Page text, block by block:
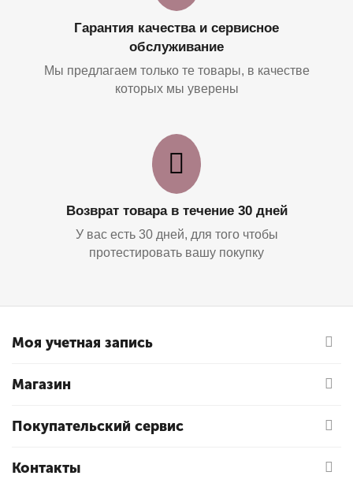
Гарантия качества и сервисное
обслуживание
Мы предлагаем только те товары, в качестве
которых мы уверены
Возврат товара в течение 30 дней
У вас есть 30 дней, для того чтобы
протестировать вашу покупку
Моя учетная запись
Магазин
Покупательский сервис
Контакты